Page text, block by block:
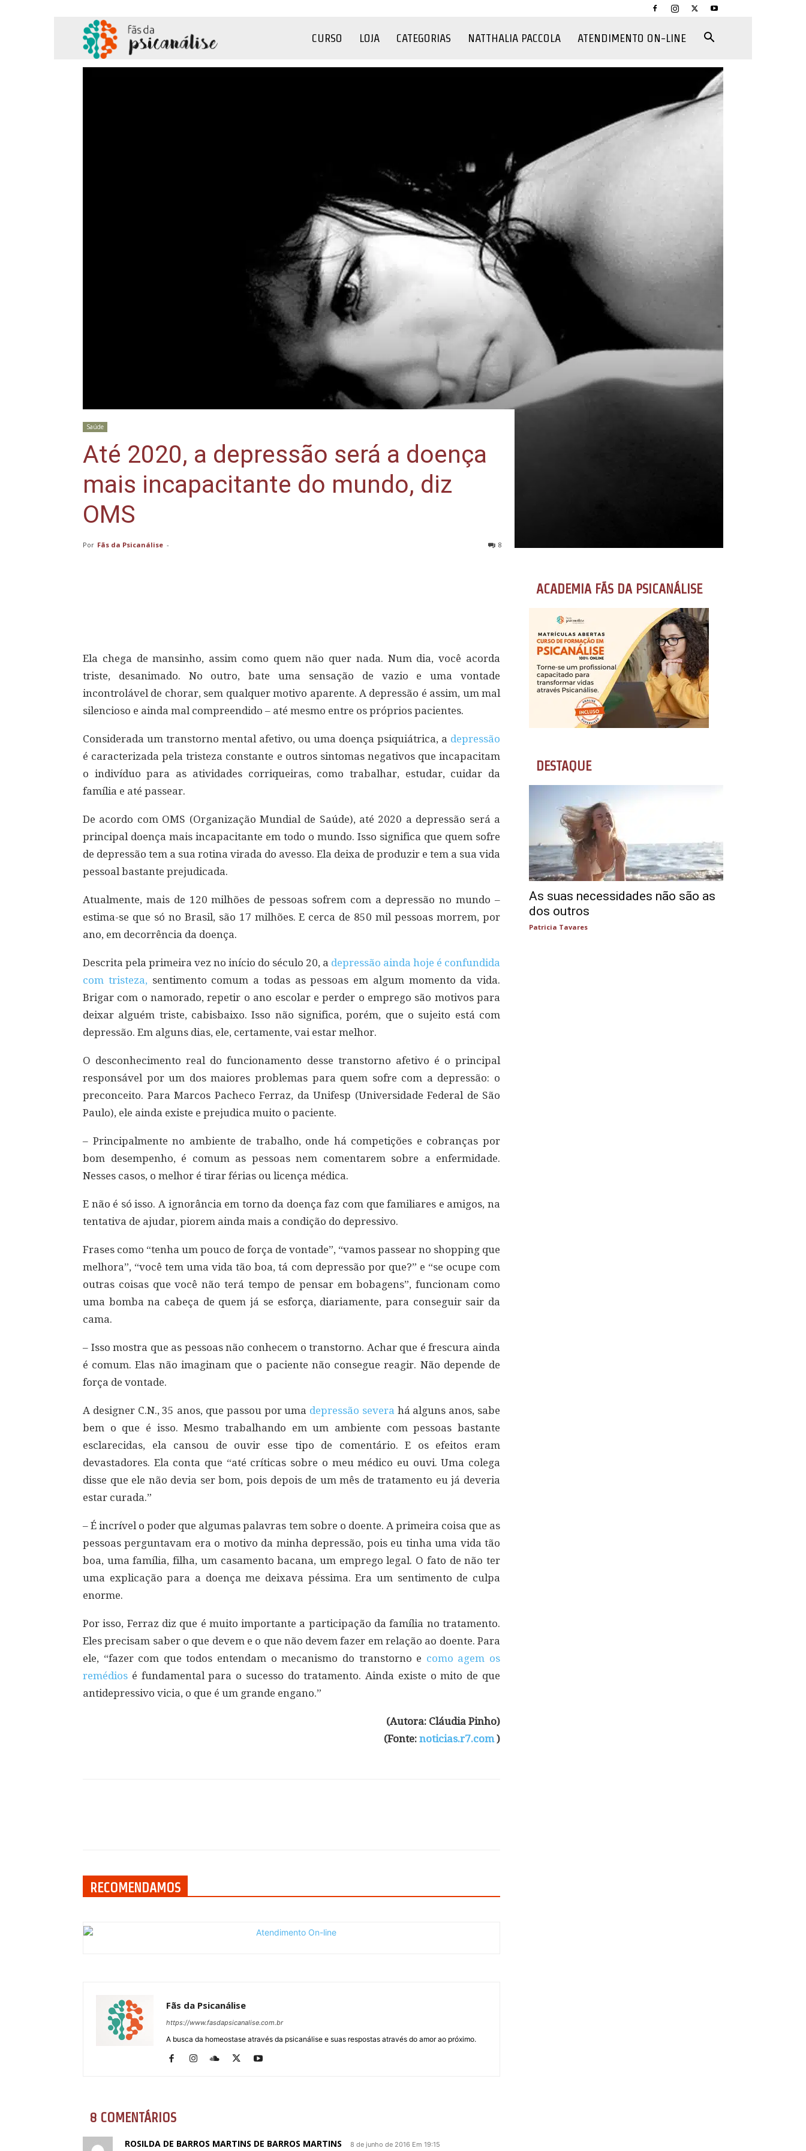
CURSO LOJA CATEGORIAS NATTHALIA PACCOLA ATENDIMENTO ON-LINE
Saúde
Até 2020, a depressão será a doença
mais incapacitante do mundo, diz
OMS
Por Fãs da Psicanálise - 8
Ela chega de mansinho, assim como quem não quer nada. Num dia, você acorda
triste, desanimado. No outro, bate uma sensação de vazio e uma vontade
incontrolável de chorar, sem qualquer motivo aparente. A depressão é assim, um mal
silencioso e ainda mal compreendido – até mesmo entre os próprios pacientes.
Considerada um transtorno mental afetivo, ou uma doença psiquiátrica, a depressão
é caracterizada pela tristeza constante e outros sintomas negativos que incapacitam
o indivíduo para as atividades corriqueiras, como trabalhar, estudar, cuidar da
família e até passear.
De acordo com OMS (Organização Mundial de Saúde), até 2020 a depressão será a
principal doença mais incapacitante em todo o mundo. Isso significa que quem sofre
de depressão tem a sua rotina virada do avesso. Ela deixa de produzir e tem a sua vida
pessoal bastante prejudicada.
Atualmente, mais de 120 milhões de pessoas sofrem com a depressão no mundo –
estima-se que só no Brasil, são 17 milhões. E cerca de 850 mil pessoas morrem, por
ano, em decorrência da doença.
Descrita pela primeira vez no início do século 20, a depressão ainda hoje é confundida
com tristeza, sentimento comum a todas as pessoas em algum momento da vida.
Brigar com o namorado, repetir o ano escolar e perder o emprego são motivos para
deixar alguém triste, cabisbaixo. Isso não significa, porém, que o sujeito está com
depressão. Em alguns dias, ele, certamente, vai estar melhor.
O desconhecimento real do funcionamento desse transtorno afetivo é o principal
responsável por um dos maiores problemas para quem sofre com a depressão: o
preconceito. Para Marcos Pacheco Ferraz, da Unifesp (Universidade Federal de São
Paulo), ele ainda existe e prejudica muito o paciente.
– Principalmente no ambiente de trabalho, onde há competições e cobranças por
bom desempenho, é comum as pessoas nem comentarem sobre a enfermidade.
Nesses casos, o melhor é tirar férias ou licença médica.
E não é só isso. A ignorância em torno da doença faz com que familiares e amigos, na
tentativa de ajudar, piorem ainda mais a condição do depressivo.
Frases como “tenha um pouco de força de vontade”, “vamos passear no shopping que
melhora”, “você tem uma vida tão boa, tá com depressão por que?” e “se ocupe com
outras coisas que você não terá tempo de pensar em bobagens”, funcionam como
uma bomba na cabeça de quem já se esforça, diariamente, para conseguir sair da
cama.
– Isso mostra que as pessoas não conhecem o transtorno. Achar que é frescura ainda
é comum. Elas não imaginam que o paciente não consegue reagir. Não depende de
força de vontade.
A designer C.N., 35 anos, que passou por uma depressão severa há alguns anos, sabe
bem o que é isso. Mesmo trabalhando em um ambiente com pessoas bastante
esclarecidas, ela cansou de ouvir esse tipo de comentário. E os efeitos eram
devastadores. Ela conta que “até críticas sobre o meu médico eu ouvi. Uma colega
disse que ele não devia ser bom, pois depois de um mês de tratamento eu já deveria
estar curada.”
– É incrível o poder que algumas palavras tem sobre o doente. A primeira coisa que as
pessoas perguntavam era o motivo da minha depressão, pois eu tinha uma vida tão
boa, uma família, filha, um casamento bacana, um emprego legal. O fato de não ter
uma explicação para a doença me deixava péssima. Era um sentimento de culpa
enorme.
Por isso, Ferraz diz que é muito importante a participação da família no tratamento.
Eles precisam saber o que devem e o que não devem fazer em relação ao doente. Para
ele, “fazer com que todos entendam o mecanismo do transtorno e como agem os
remédios é fundamental para o sucesso do tratamento. Ainda existe o mito de que
antidepressivo vicia, o que é um grande engano.”
(Autora: Cláudia Pinho)
(Fonte: noticias.r7.com)
RECOMENDAMOS
Fãs da Psicanálise
https://www.fasdapsicanalise.com.br
A busca da homeostase através da psicanálise e suas respostas através do amor ao próximo.
8 COMENTÁRIOS
ROSILDA DE BARROS MARTINS DE BARROS MARTINS 8 de junho de 2016 Em 19:15
ACADEMIA FÃS DA PSICANÁLISE
DESTAQUE
As suas necessidades não são as
dos outros
Patricia Tavares